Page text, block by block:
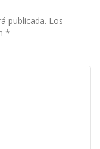
publicada. Los
*